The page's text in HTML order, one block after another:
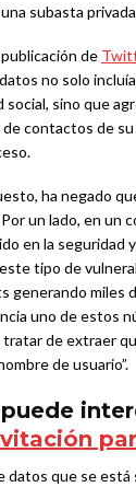
subasta
de
no solo
social, sino que
contactos de
ha negado
un lado, en un
en la seguridad
tipo de
generando miles
uno de estos
de extraer
de usuario”.
datos que se